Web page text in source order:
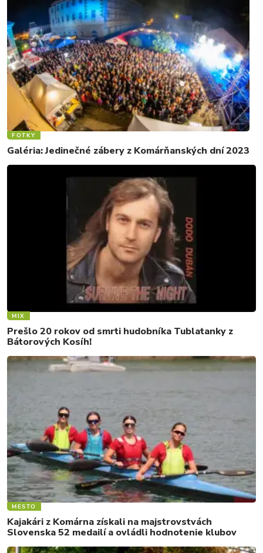
FOTKY
Galéria: Jedinečné zábery z Komárňanských dní 2023
MIX
Prešlo 20 rokov od smrti hudobníka Tublatanky z
Bátorových Kosíh!
MESTO
Kajakári z Komárna získali na majstrovstvách
Slovenska 52 medailí a ovládli hodnotenie klubov